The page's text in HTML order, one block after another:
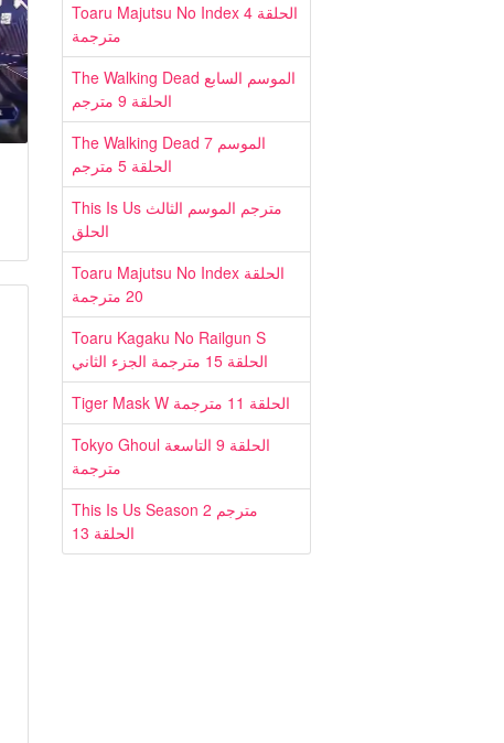
Toaru Majutsu No Index الحلقة 4
مترجمة
The Walking Dead الموسم السابع
الحلقة 9 مترجم
The Walking Dead الموسم 7
الحلقة 5 مترجم
This Is Us مترجم الموسم الثالث
الحلق
Toaru Majutsu No Index الحلقة
20 مترجمة
Toaru Kagaku No Railgun S
الحلقة 15 مترجمة الجزء الثاني
Tiger Mask W الحلقة 11 مترجمة
Tokyo Ghoul الحلقة 9 التاسعة
مترجمة
This Is Us Season 2 مترجم
الحلقة 13